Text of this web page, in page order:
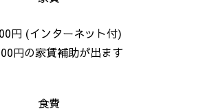
円 (インターネット付)
円の家賃補助が出ます
食費